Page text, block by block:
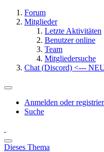
Forum
Mitglieder
Letzte Aktivitäten
Benutzer online
Team
Mitgliedersuche
Chat (Discord) <---
Anmelden oder
Suche
Dieses Thema